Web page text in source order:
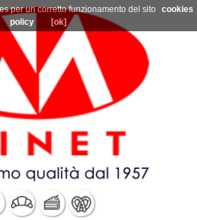
per un corretto funzionamento del sito
cookies
policy
[ok]